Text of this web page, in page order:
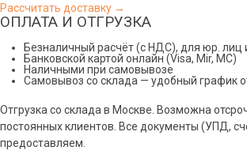
Рассчитать доставку →
ОПЛАТА И ОТГРУЗКА
Безналичный расчёт (с НДС), для юр. лиц
Банковской картой онлайн (Visa, Mir, МС)
Наличными при самовывозе
Самовывоз со склада — удобный график
Отгрузка со склада в Москве. Возможна
постоянных клиентов. Все документы (УПД,
предоставляем.